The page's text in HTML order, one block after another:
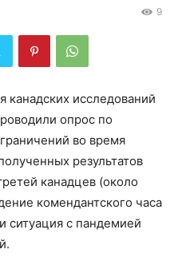
9
канадских исследований
опрос по
во время
результатов
канадцев (около
комендантского часа
ситуация с пандемией